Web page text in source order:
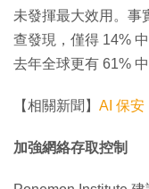
未發揮最大效用。事
查發現，僅得 14%
去年全球更有 61%
【相關新聞】 AI 保安
加強網絡存取控制